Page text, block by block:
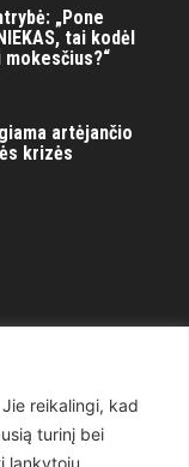
reikalingi, kad
turinį bei
lankytojų
„Pone
tai kodėl
artėjančio
krizės
1497